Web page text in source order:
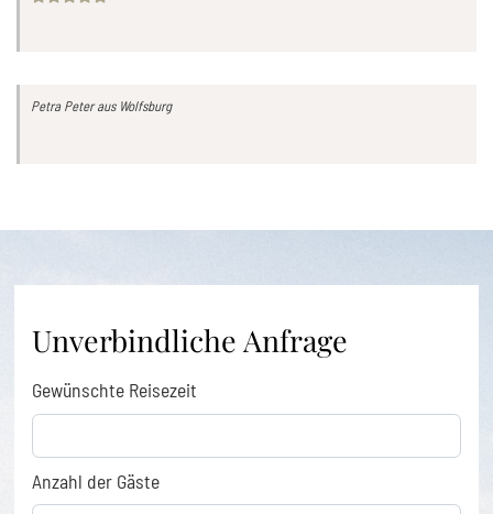
Petra Peteraus Wolfsburg
Unverbindliche Anfrage
Gewünschte Reisezeit
Anzahl der Gäste